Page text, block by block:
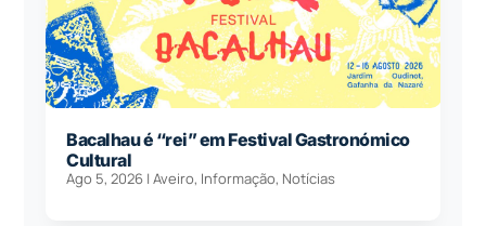
Bacalhau é “rei” em Festival Gastronómico
Cultural
Ago 5, 2026 |Aveiro, Informação, Notícias